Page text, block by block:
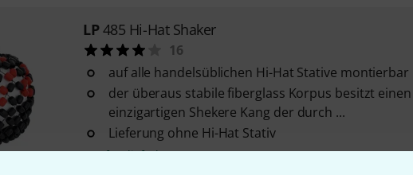
LP 485 Hi-Hat Shaker
16
auf alle handelsüblichen Hi-Hat Stative montierbar
der überaus stabile fiberglass Korpus besitzt einen
einzigartigen Shekere Kang der durch ...
Lieferung ohne Hi-Hat Stativ
Sofort lieferbar